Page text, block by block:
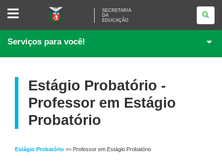
SECRETARIA
EDUCAÇÃO
SECRETARIA
DA
EDUCAÇÃO
Serviços para você!
Estágio Probatório -
Professor em Estágio
Probatório
Estágio Probatório >> Professor em Estágio Probatório